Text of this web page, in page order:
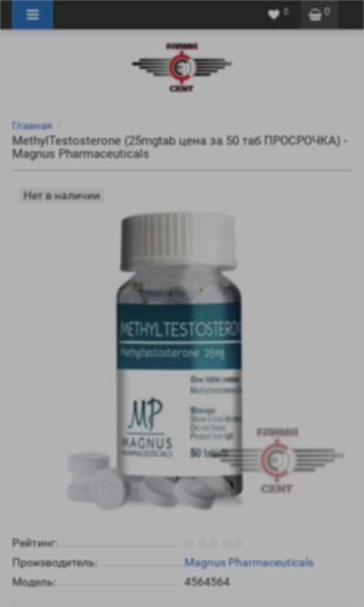
0
0
Главная
MethylTestosterone (25mgtab цена за 50 таб ПРОСРОЧКА) -
Magnus Pharmaceuticals
Нет в наличии
Рейтинг:
Производитель:
Magnus Pharmaceuticals
Модель:
4564564